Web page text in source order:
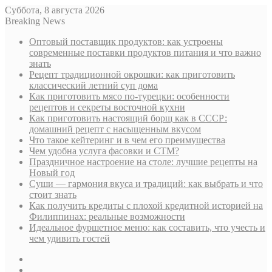
Суббота, 8 августа 2026
Breaking News
Оптовый поставщик продуктов: как устроены
современные поставки продуктов питания и что важно
знать
Рецепт традиционной окрошки: как приготовить
классический летний суп дома
Как приготовить мясо по-турецки: особенности
рецептов и секреты восточной кухни
Как приготовить настоящий борщ как в СССР:
домашний рецепт с насыщенным вкусом
Что такое кейтеринг и в чем его преимущества
Чем удобна услуга фасовки и СТМ?
Праздничное настроение на столе: лучшие рецепты на
Новый год
Суши — гармония вкуса и традиций: как выбрать и что
стоит знать
Как получить кредиты с плохой кредитной историей на
Филиппинах: реальные возможности
Идеальное фуршетное меню: как составить, что учесть и
чем удивить гостей